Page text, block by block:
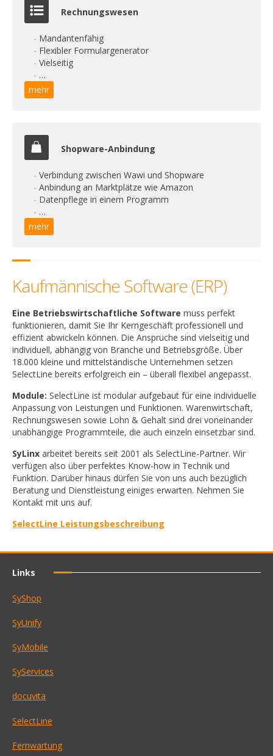
Rechnungswesen
Mandantenfähig
Flexibler Formulargenerator
Vielseitig
…
mehr
Shopware-Anbindung
Verbindung zwischen Wawi und Shopware
Anbindung an Marktplätze wie Amazon
Datenpflege in einem Programm
…
mehr
Kaufmännische Software (ERP)
Eine Betriebswirtschaftliche Software muss perfekt
funktionieren, damit Sie Ihr Kerngeschäft professionell und
effizient abwickeln können. Die Ansprüche sind vielseitig und
individuell, abhängig von Branche und Betriebsgröße. Über
18.000 kleine und mittelständische Unternehmen setzen
SelectLine bereits erfolgreich ein – überall flexibel angepasst.
Module: SelectLine ist modular aufgebaut für eine individuelle
Anpassung von Leistungen und Funktionen. Warenwirtschaft,
Rechnungswesen sowie Lohn & Gehalt sind drei voneinander
unabhängige Programmteile, die auch einzeln einsetzbar sind.
SyLinx arbeitet bereits seit 2001 als SelectLine-Partner. Wir
verfügen also über perfektes Know-how in Technik und
Funktion. Darüber hinaus dürfen Sie von uns auch bezüglich
Beratung und Dienstleistung einiges erwarten. Nehmen Sie
Kontakt mit uns auf.
SelectLine Leistungsbeschreibung
Links
SyShop
SyUnify
SyMobile
SyServices
docuvita
SelectLine
Fernwartung